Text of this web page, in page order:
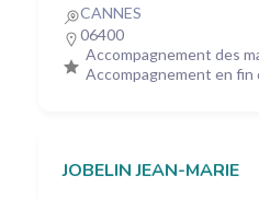
CANNES
06400
Accompagnement des
Accompagnement en fin
JOBELIN JEAN-MARIE